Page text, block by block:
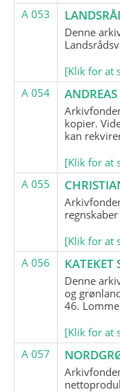
A 053
Denne
[Klik for at
A 054
kopier.
kan
[Klik for at
A 055
[Klik for at
A 056
KATEKET
Denne
og
46.
[Klik for at
A 057